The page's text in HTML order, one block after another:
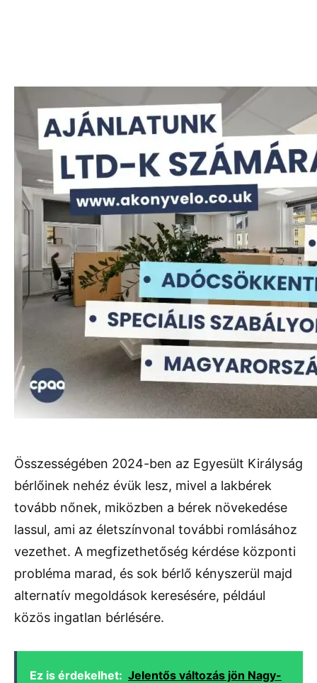
Összességében 2024-ben az Egyesült Királyság
bérlőinek nehéz évük lesz, mivel a lakbérek
tovább nőnek, miközben a bérek növekedése
lassul, ami az életszínvonal további romlásához
vezethet. A megfizethetőség kérdése központi
probléma marad, és sok bérlő kényszerül majd
alternatív megoldások keresésére, például
közös ingatlan bérlésére.
Ez is érdekelhet: Jelentős változás jön Nagy-